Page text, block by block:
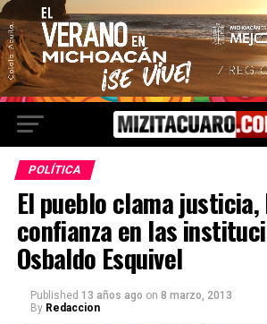
POLÍTICA
El pueblo clama
confianza en las
Osbaldo Esquivel
Published 13 años ago on 8 marzo, 2013
By Redaccion